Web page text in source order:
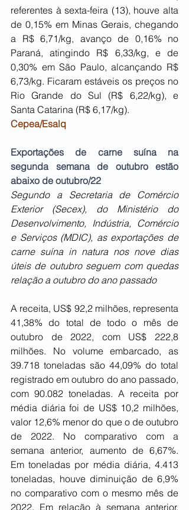
referentes à sexta-feira (13), houve alta
de 0,15% em Minas Gerais, chegando
a R$ 6,71/kg, avanço de 0,16% no
Paraná, atingindo R$ 6,33/kg, e de
0,30% em São Paulo, alcançando R$
6,73/kg. Ficaram estáveis os preços no
Rio Grande do Sul (R$ 6,22/kg), e
Santa Catarina (R$ 6,17/kg).
Cepea/Esalq
Exportações de carne suína na
segunda semana de outubro estão
abaixo de outubro/22
Segundo a Secretaria de Comércio
Exterior (Secex), do Ministério do
Desenvolvimento, Indústria, Comércio
e Serviços (MDIC), as exportações de
carne suína in natura nos nove dias
úteis de outubro seguem com quedas
relação a outubro do ano passado
A receita, US$ 92,2 milhões, representa
41,38% do total de todo o mês de
outubro de 2022, com US$ 222,8
milhões. No volume embarcado, as
39.718 toneladas são 44,09% do total
registrado em outubro do ano passado,
com 90.082 toneladas. A receita por
média diária foi de US$ 10,2 milhões,
valor 12,6% menor do que o de outubro
de 2022. No comparativo com a
semana anterior, aumento de 6,67%.
Em toneladas por média diária, 4.413
toneladas, houve diminuição de 6,9%
no comparativo com o mesmo mês de
2022. Em relação à semana anterior,